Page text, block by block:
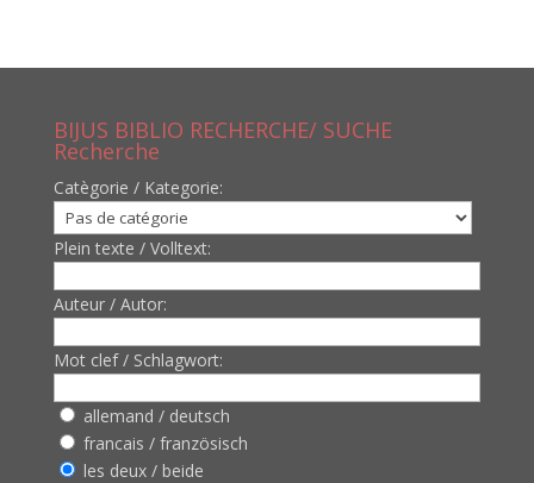
BIJUS BIBLIO RECHERCHE/ SUCHE
Recherche
Catègorie / Kategorie:
Plein texte / Volltext:
Auteur / Autor:
Mot clef / Schlagwort:
allemand / deutsch
francais / französisch
les deux / beide